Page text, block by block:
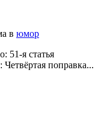
в юмор
51-я статья
поправка...